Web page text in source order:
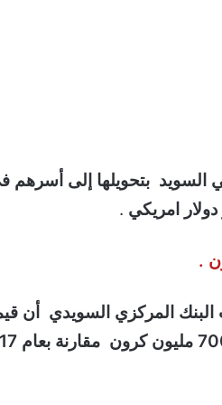
بتحويلها إلى أسرهم
.
.
البنك المركزي السويدي أن